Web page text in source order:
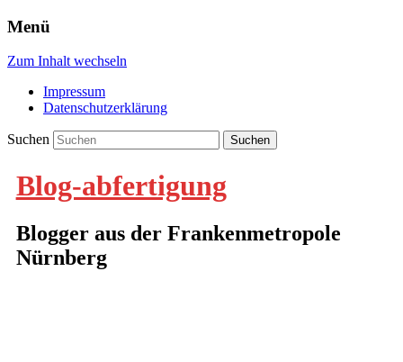
Menü
Zum Inhalt wechseln
Impressum
Datenschutzerklärung
Suchen
Blog-abfertigung
Blogger aus der Frankenmetropole
Nürnberg